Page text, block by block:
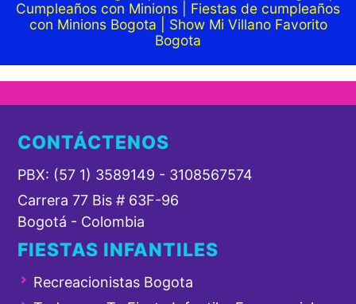
Cumpleaños con Minions | Fiestas de cumpleaños
con Minions Bogota | Show Mi Villano Favorito
Bogota
CONTÁCTENOS
PBX: (57 1) 3589149 - 3108567574
Carrera 77 Bis # 63F-96
Bogotá - Colombia
FIESTAS INFANTILES
Recreacionistas Bogota